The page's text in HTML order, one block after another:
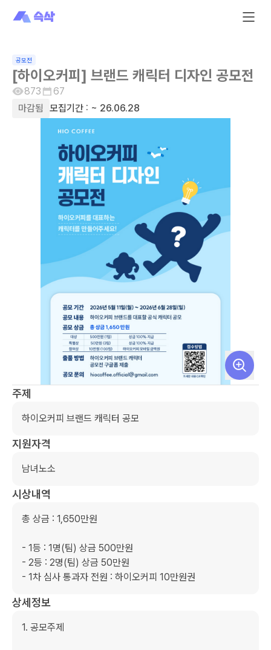
공모전
[하이오커피] 브랜드 캐릭터 디자인 공모전
873
67
마감됨
모집기간 : ~ 26.06.28
주제
하이오커피 브랜드 캐릭터 공모
지원자격
남녀노소
시상내역
총 상금 : 1,650만원
- 1등 : 1명(팀) 상금 500만원
- 2등 : 2명(팀) 상금 50만원
- 1차 심사 통과자 전원 : 하이오커피 10만원권
상세정보
1. 공모주제